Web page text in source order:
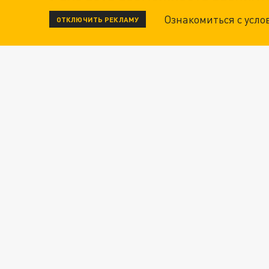
ОТКЛЮЧИТЬ РЕКЛАМУ Ознакомиться с